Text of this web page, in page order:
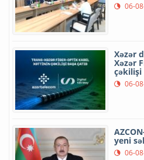
06-
Xəzər
Xəzər
çəkilişi
06-
yeni
06-